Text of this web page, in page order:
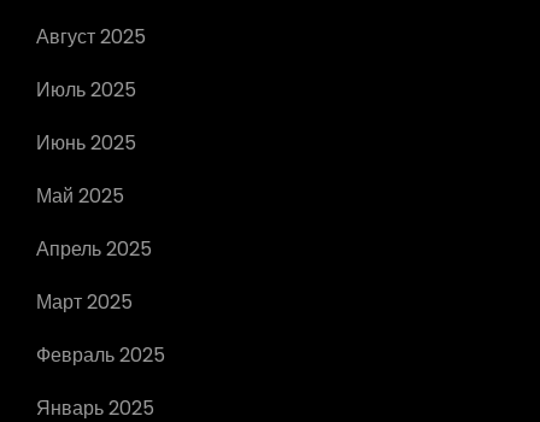
Август 2025
Июль 2025
Июнь 2025
Май 2025
Апрель 2025
Март 2025
Февраль 2025
Январь 2025